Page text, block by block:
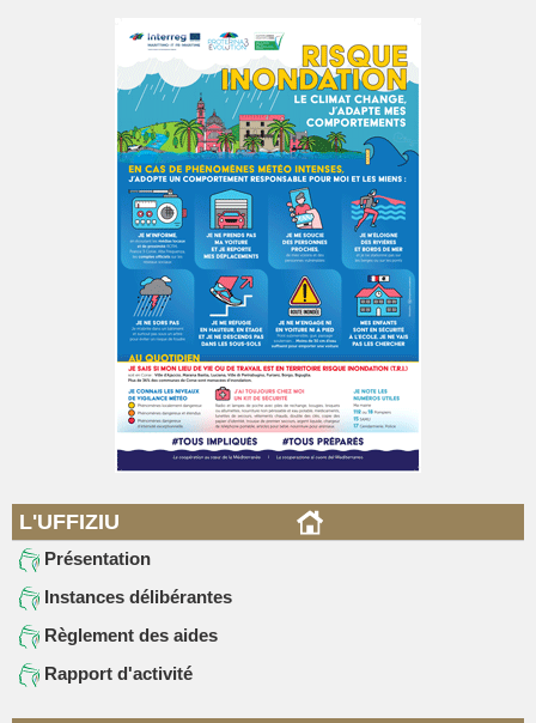
L'UFFIZIU
Présentation
Instances délibérantes
Règlement des aides
Rapport d'activité